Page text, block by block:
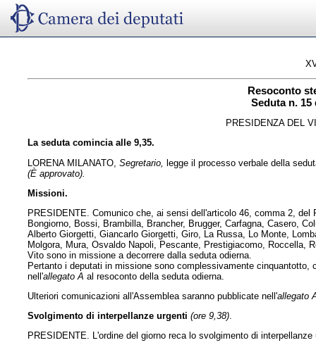
Resoconto
Seduta n. 15
PRESIDENZA DEL
La seduta comincia alle 9,35.
LORENA MILANATO,Segretario, legge il processo verbale della
(È approvato).
Missioni.
PRESIDENTE. Comunico che, ai sensi dell'articolo 46, comma 2,
Bongiorno, Bossi, Brambilla, Brancher, Brugger, Carfagna, Casero,
Alberto Giorgetti, Giancarlo Giorgetti, Giro, La Russa, Lo Monte,
Molgora, Mura, Osvaldo Napoli, Pescante, Prestigiacomo, Roccella,
Vito sono in missione a decorrere dalla seduta odierna.
Pertanto i deputati in missione sono complessivamente
nell'allegato A al resoconto della seduta odierna.
Ulteriori comunicazioni all'Assemblea saranno pubblicate nell'allegato
Svolgimento di interpellanze urgenti (ore 9,38).
PRESIDENTE. L'ordine del giorno reca lo svolgimento di interpellanze